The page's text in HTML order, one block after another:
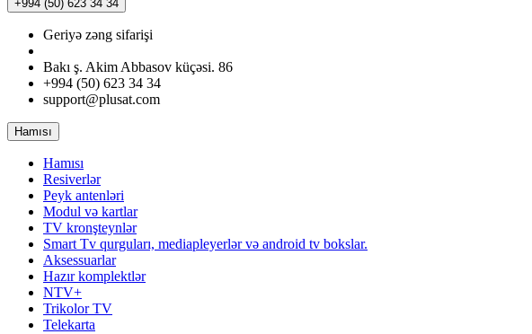
+994 (50) 623 34 34
Geriyə zəng sifarişi
Bakı ş. Akim Abbasov küçəsi. 86
+994 (50) 623 34 34
support@plusat.com
Hamısı
Hamısı
Resiverlər
Peyk antenləri
Modul və kartlar
TV kronşteynlər
Smart Tv qurguları, mediapleyerlər və android tv bokslar.
Aksessuarlar
Hazır komplektlər
NTV+
Trikolor TV
Telekarta